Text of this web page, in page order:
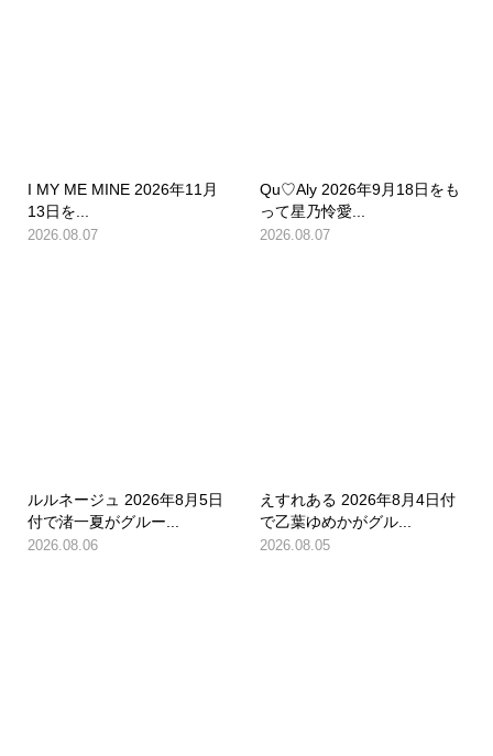
I MY ME MINE 2026年11月
13日を...
2026.08.07
Qu♡Aly 2026年9月18日をも
って星乃怜愛...
2026.08.07
ルルネージュ 2026年8月5日
付で渚一夏がグルー...
2026.08.06
えすれある 2026年8月4日付
で乙葉ゆめかがグル...
2026.08.05